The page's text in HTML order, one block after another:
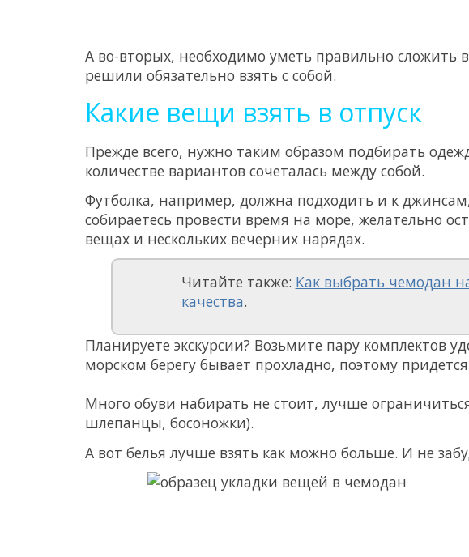
А во-вторых, необходимо уметь правильно
решили обязательно взять с собой.
Какие вещи взять в отпуск
Прежде всего, нужно таким образом подбирать
количестве вариантов сочеталась между собой.
Футболка, например, должна подходить и к
собираетесь провести время на море, желательно
вещах и нескольких вечерних нарядах.
Читайте также: Как выбрать чемодан
качества.
Планируете экскурсии? Возьмите пару комплектов
морском берегу бывает прохладно, поэтому
Много обуви набирать не стоит, лучше
шлепанцы, босоножки).
А вот белья лучше взять как можно больше. И не